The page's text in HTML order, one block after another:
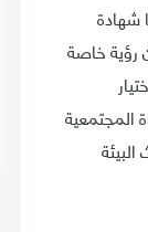
شهادة
رؤية خاصة
المجتمعية